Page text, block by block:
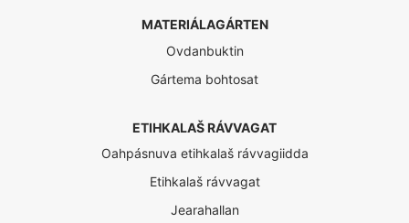
MATERIÁLAGÁRTEN
Ovdanbuktin
Gártema bohtosat
ETIHKALAŠ RÁVVAGAT
Oahpásnuva etihkalaš rávvagiidda
Etihkalaš rávvagat
Jearahallan